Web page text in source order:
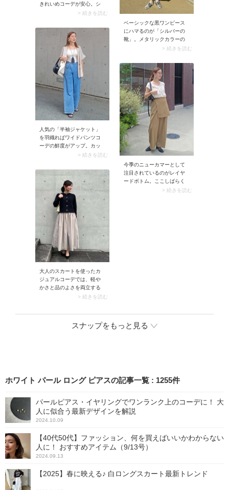
きれいめコーデが安心。シ
ャツ×ロングスカートを使っ
てみるのがおすすめです。
顔周りが明るく見えるのは
もちろん、きちんとした印
象を残せます。
> 続きを読む
ベーシックな黒ワンピース
にハマるのが「シルバーの
靴」。メタリックカラーの
足元がコーデに映え、スタ
出します。黒×シルバーのク
ールな大人配色が特にハマ
るのが春夏シーズン。ワン
ピースが甘くなりすぎず、
ハンサムなルックスに決ま
ります。
> 続きを読む
人気の「半袖ジャケット」
を羽織ればワイドパンツコ
ーデの鮮度がアップ。カッ
チリしたアウターが縦長シ
ドパンツがスッキリまとま
ります。さらに気になる二
の腕をすっぽりカバーして
くれるので、50代の夏コー
デに役立ちますよ。
> 続きを読む
今季のニューカマーとして
注目されているのがレイヤ
ードボトム。ここしばらく
レイヤードコーデのブーム
> 続きを読む
大人のスカートを使ったカ
ジュアルコーデでは、軽や
かさと品のよさを両立する
のがポイント。さらに50代
すすめなのがカーディガン×
ボリュームスカートの組み
ギャザースカートもスッキ
リ着こなせますよ。
> 続きを読む
スナップをもっと見る
ホワイト パール ロング ピアスの記事一覧 : 1255件
パールピアス・イヤリングでワンランク上のコーデに！ 大
人に似合う最新デザインを解説
2024.10.09
【40代50代】ファッション、何を買えばいいかわからない
人に！ おすすめアイテム（9/13号）
2024.09.13
【2025】春に映える♪ 白ロングスカート最新トレンド